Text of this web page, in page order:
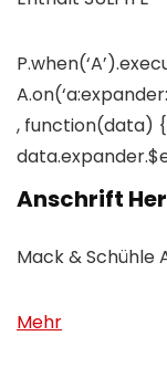
, function(data)
Anschrift
Mack & Schühle
Mehr